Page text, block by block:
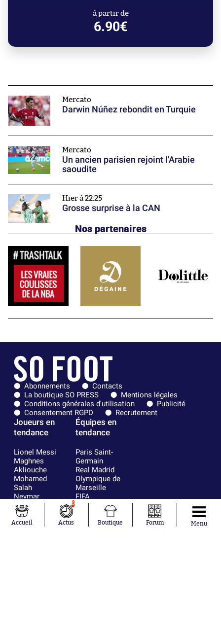
à partir de
6.90€
Mercato
Darwin Núñez rebondit en Turquie
Mercato
Un ancien parisien rejoint l'Arabie
saoudite
Hier à 22:25
Grosse surprise à la CAN
Nos partenaires
Abonnements
Contacts
La boutique SO PRESS
Mentions légales
Conditions générales d'utilisation
Publicité
Consentement RGPD
Recrutement
Joueurs en
tendance
Lionel Messi
Maghnes
Akliouche
Mohamed
Salah
Neymar
Julián Álvarez
Ferrán Torres
Kilian Corredor
Équipes en
tendance
Paris Saint-
Germain
Real Madrid
Olympique de
Marseille
FIFA
FC Barcelone
Argentine
Olympique
Accueil
0
Actus Boutique Forum Menu